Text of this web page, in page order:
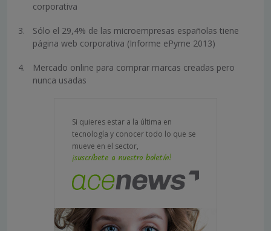
corporativa
Sólo el 29,4% de las microempresas españolas tiene
página web corporativa (Informe ePyme 2013)
Mercado online para comprar marcas creadas pero
nunca usadas
Si quieres estar a la última en
tecnología y conocer todo lo que se
mueve en el sector,
¡suscríbete a nuestro boletín!